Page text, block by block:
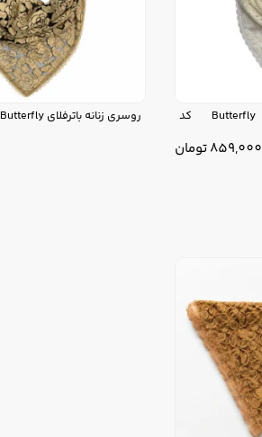
روسری زنانه باترفلای Butterfly کد
859,000تومان
روسری زنانه باترفلای Butterfly کد W18100711SC